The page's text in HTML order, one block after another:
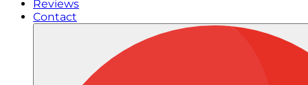
Reviews
Contact